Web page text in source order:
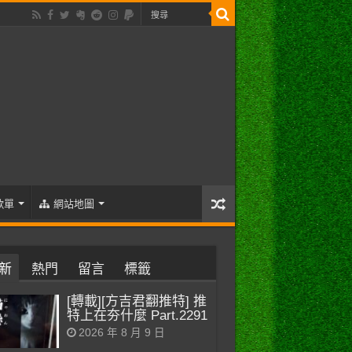
單 網站地圖
熱門 留言 標籤
[轉載][方吉君翻推特] 推
特上在夯什麼 Part.2291
2026 年 8 月 9 日